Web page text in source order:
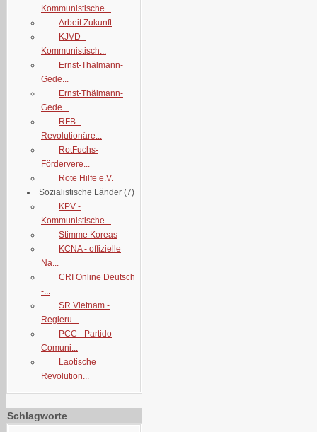
Kommunistische...
Arbeit Zukunft
KJVD -
Kommunistisch...
Ernst-Thälmann-
Gede...
Ernst-Thälmann-
Gede...
RFB -
Revolutionäre...
RotFuchs-
Fördervere...
Rote Hilfe e.V.
Sozialistische Länder (7)
KPV -
Kommunistische...
Stimme Koreas
KCNA - offizielle
Na...
CRI Online Deutsch
-...
SR Vietnam -
Regieru...
PCC - Partido
Comuni...
Laotische
Revolution...
Schlagworte